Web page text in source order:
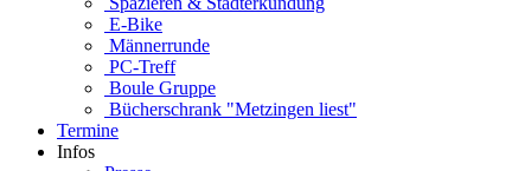
E-Bike
Männerrunde
PC-Treff
Boule Gruppe
Bücherschrank "Metzingen liest"
Termine
Infos